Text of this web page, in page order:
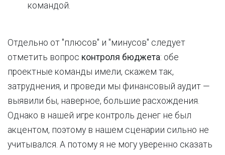
командой.
Отдельно от "плюсов" и "минусов" следует
отметить вопрос контроля бюджета: обе
проектные команды имели, скажем так,
затруднения, и проведи мы финансовый аудит —
выявили бы, наверное, большие расхождения.
Однако в нашей игре контроль денег не был
акцентом, поэтому в нашем сценарии сильно не
учитывался. А потому я не могу уверенно сказать